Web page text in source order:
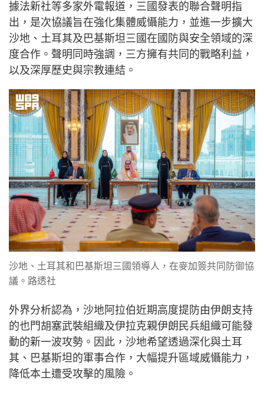
據法新社等多家外電報道，三國發表的聯合聲明指
出，是次協議旨在強化集體威懾能力，並進一步擴大
沙地、土耳其及巴基斯坦三國在國防與安全領域的深
度合作。聲明同時強調，三方擁有共同的戰略利益，
以及深厚歷史與宗教連結。
沙地、土耳其和巴基斯坦三國領導人，在麥加簽共同防御協
議。路透社
外界分析認為，沙地阿拉伯近期高度提防由伊朗支持
的也門胡塞武裝組織及伊拉克親伊朗民兵組織可能發
動的新一波攻勢。因此，沙地希望透過深化與土耳
其、巴基斯坦的軍事合作，大幅提升區域威懾能力，
降低本土遭受攻擊的風險。